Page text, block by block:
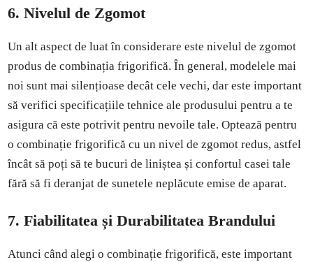
6. Nivelul de Zgomot
Un alt aspect de luat în considerare este nivelul de zgomot
produs de combinația frigorifică. În general, modelele mai
noi sunt mai silențioase decât cele vechi, dar este important
să verifici specificațiile tehnice ale produsului pentru a te
asigura că este potrivit pentru nevoile tale. Optează pentru
o combinație frigorifică cu un nivel de zgomot redus, astfel
încât să poți să te bucuri de liniștea și confortul casei tale
fără să fi deranjat de sunetele neplăcute emise de aparat.
7. Fiabilitatea și Durabilitatea Brandului
Atunci când alegi o combinație frigorifică, este important